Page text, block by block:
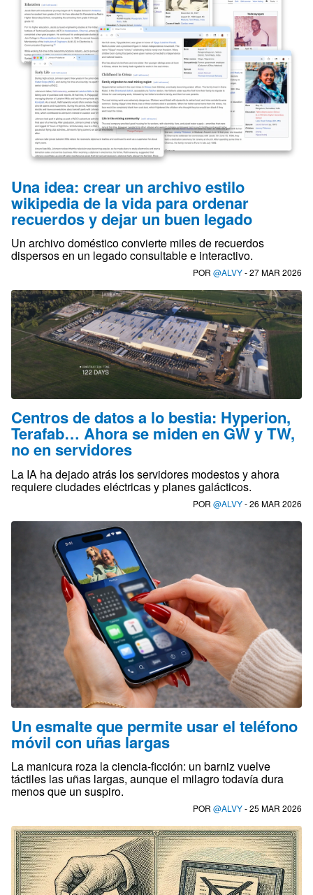
Una idea: crear un archivo estilo
wikipedia de la vida para ordenar
recuerdos y dejar un buen legado
Un archivo doméstico convierte miles de recuerdos
dispersos en un legado consultable e interactivo.
POR @ALVY- 27 MAR 2026
Centros de datos a lo bestia: Hyperion,
Terafab… Ahora se miden en GW y TW,
no en servidores
La IA ha dejado atrás los servidores modestos y ahora
requiere ciudades eléctricas y planes galácticos.
POR @ALVY- 26 MAR 2026
Un esmalte que permite usar el teléfono
móvil con uñas largas
La manicura roza la ciencia-ficción: un barniz vuelve
táctiles las uñas largas, aunque el milagro todavía dura
menos que un suspiro.
POR @ALVY- 25 MAR 2026